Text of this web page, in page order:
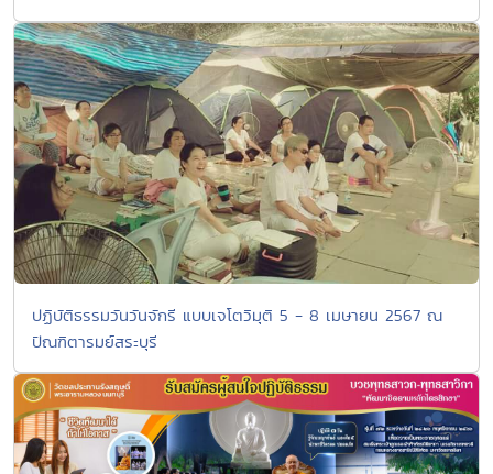
ปฏิบัติธรรมวันวันจักรี แบบเจโตวิมุติ 5 - 8 เมษายน 2567 ณ
ปัณฑิตารมย์สระบุรี